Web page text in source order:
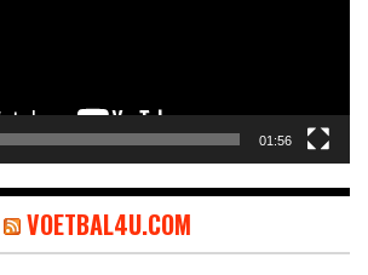
01:56
VOETBAL4U.COM